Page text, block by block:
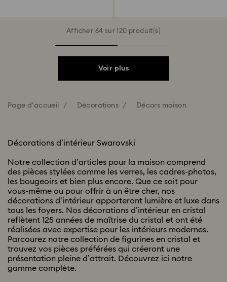
Afficher 64 sur 120 produit(s)
Voir plus
Page d'accueil Décorations Décors maison
Décorations d’intérieur Swarovski
Notre collection d’articles pour la maison comprend
des pièces stylées comme les verres, les cadres-photos,
les bougeoirs et bien plus encore. Que ce soit pour
vous-même ou pour offrir à un être cher, nos
décorations d’intérieur apporteront lumière et luxe dans
tous les foyers. Nos décorations d’intérieur en cristal
reflètent 125 années de maîtrise du cristal et ont été
réalisées avec expertise pour les intérieurs modernes.
Parcourez notre collection de figurines en cristal et
trouvez vos pièces préférées qui créeront une
présentation pleine d’attrait. Découvrez ici notre
gamme complète.